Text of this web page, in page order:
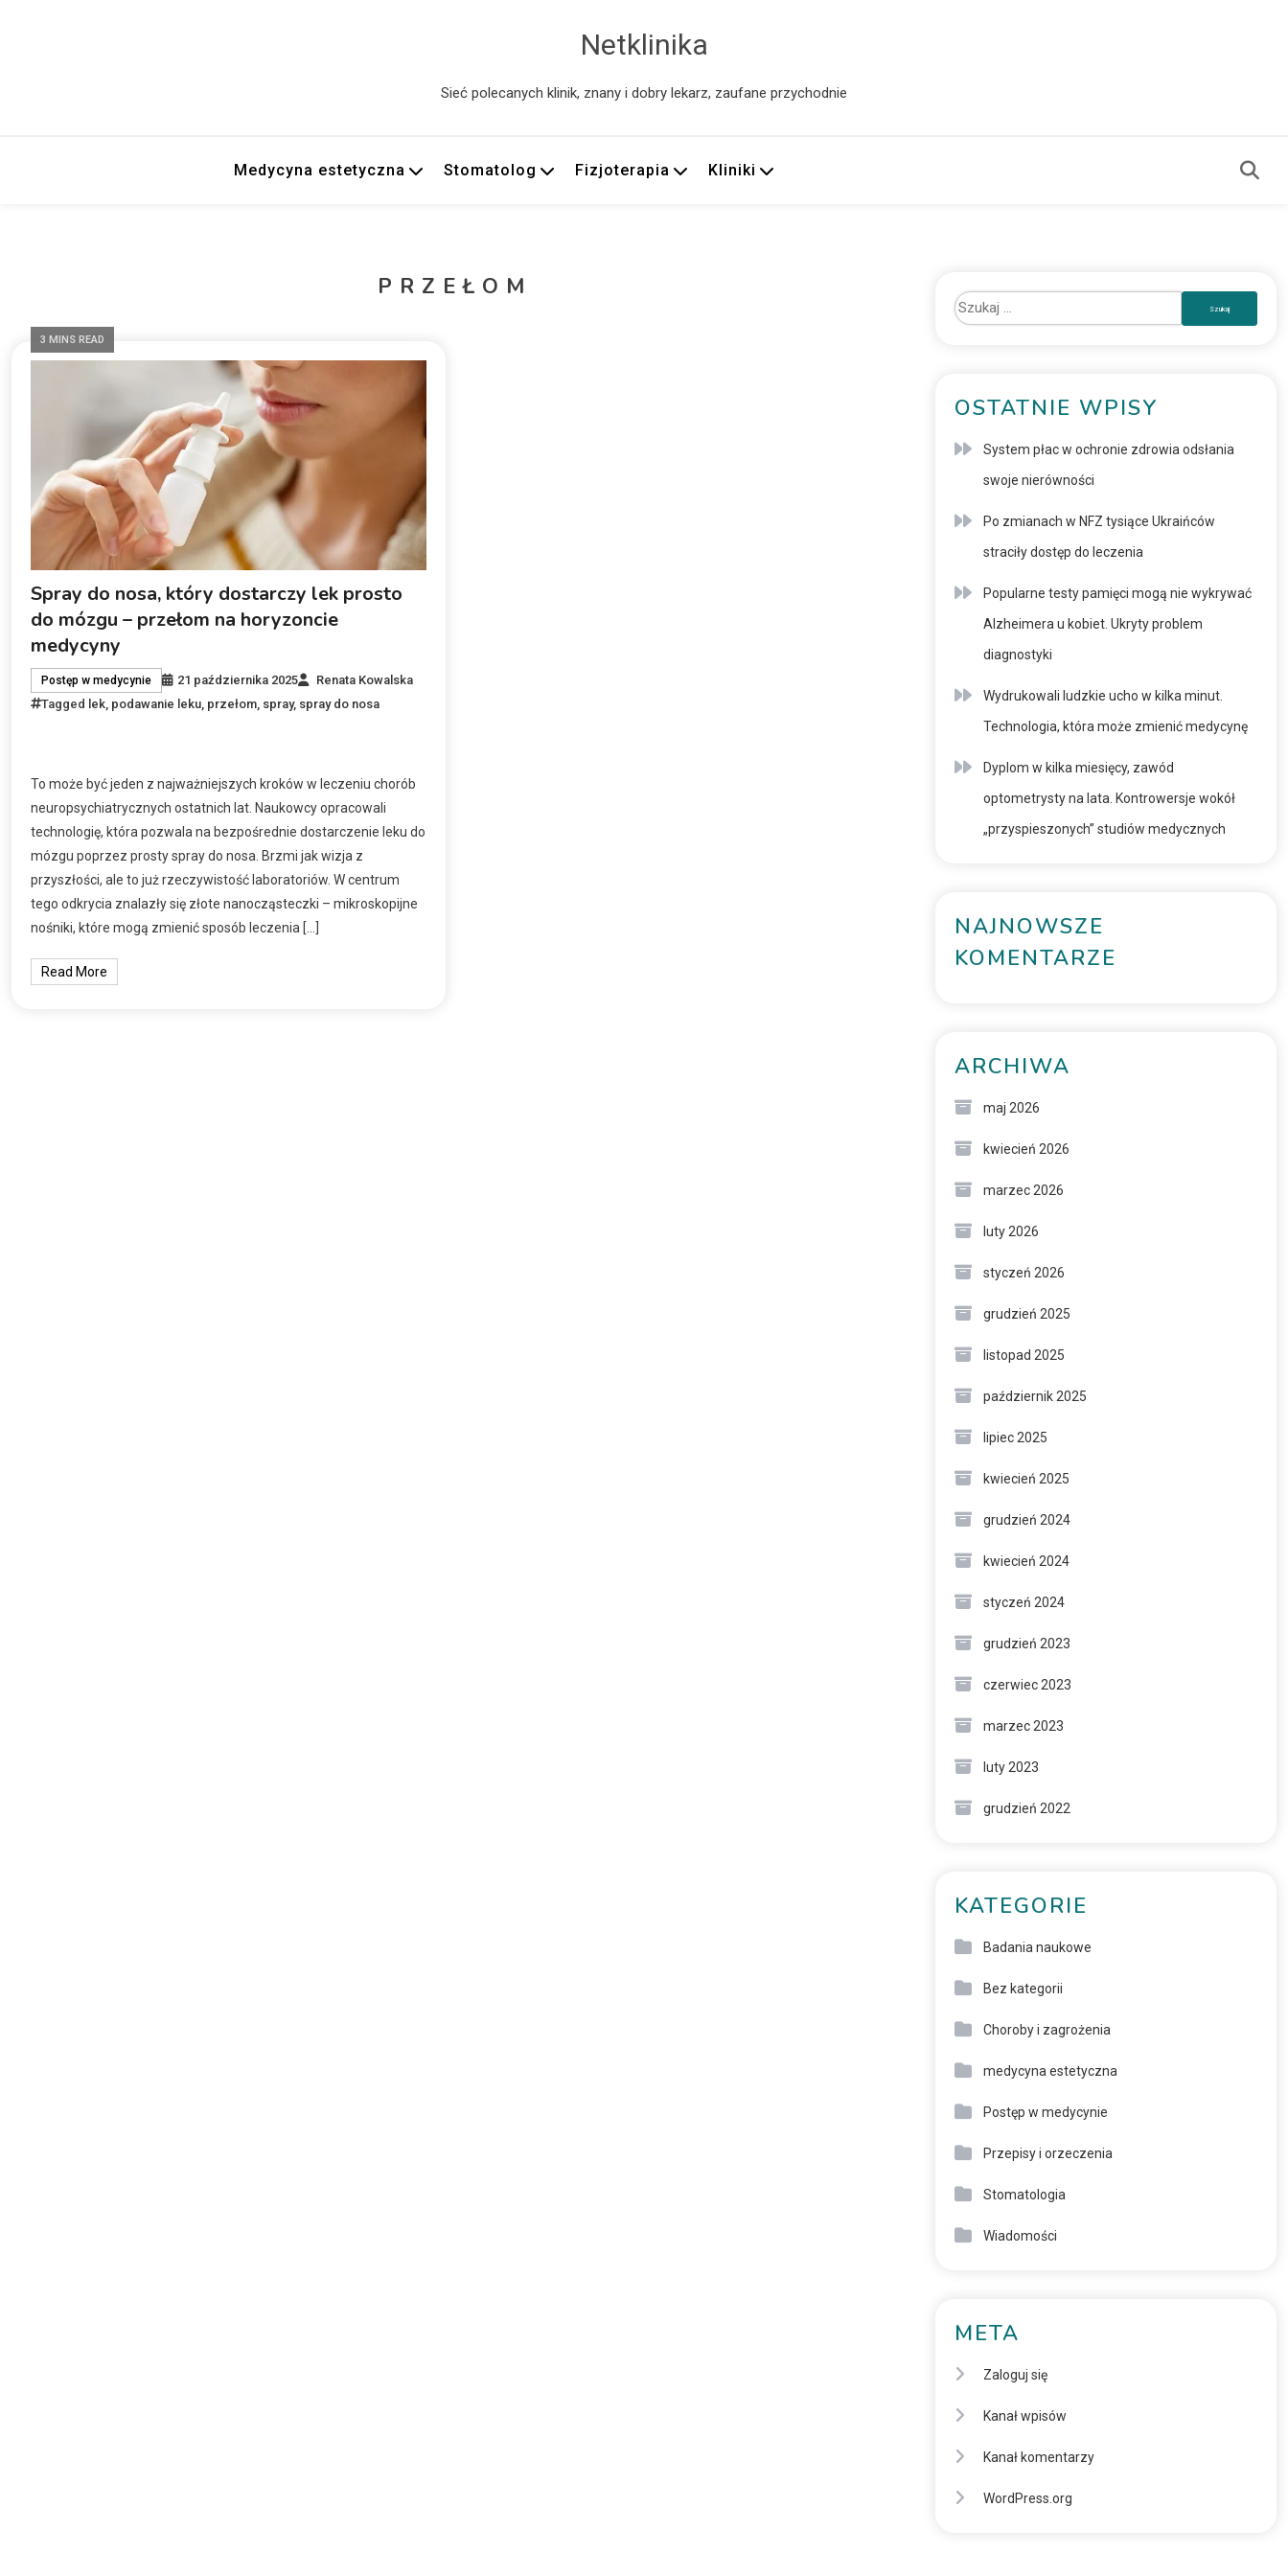
Netklinika
Sieć polecanych klinik, znany i dobry lekarz, zaufane przychodnie
Medycyna estetyczna Stomatolog Fizjoterapia Kliniki
PRZEŁOM
3 MINS READ
Spray do nosa, który dostarczy lek prosto
do mózgu – przełom na horyzoncie
medycyny
Postęp w medycynie 21 października 2025
Renata Kowalska
Tagged lek podawanie leku przełom spray, spray do nosa
To może być jeden z najważniejszych kroków w leczeniu chorób
neuropsychiatrycznych ostatnich lat. Naukowcy opracowali
technologię, która pozwala na bezpośrednie dostarczenie leku do
mózgu poprzez prosty spray do nosa. Brzmi jak wizja z
przyszłości, ale to już rzeczywistość laboratoriów. W centrum
tego odkrycia znalazły się złote nanocząsteczki – mikroskopijne
nośniki, które mogą zmienić sposób leczenia […]
Read More
OSTATNIE WPISY
System płac w ochronie zdrowia odsłania
swoje nierówności
Po zmianach w NFZ tysiące Ukraińców
straciły dostęp do leczenia
Popularne testy pamięci mogą nie wykrywać
Alzheimera u kobiet. Ukryty problem
diagnostyki
Wydrukowali ludzkie ucho w kilka minut.
Technologia, która może zmienić medycynę
Dyplom w kilka miesięcy, zawód
optometrysty na lata. Kontrowersje wokół
„przyspieszonych” studiów medycznych
NAJNOWSZE
KOMENTARZE
ARCHIWA
maj 2026
kwiecień 2026
marzec 2026
luty 2026
styczeń 2026
grudzień 2025
listopad 2025
październik 2025
lipiec 2025
kwiecień 2025
grudzień 2024
kwiecień 2024
styczeń 2024
grudzień 2023
czerwiec 2023
marzec 2023
luty 2023
grudzień 2022
KATEGORIE
Badania naukowe
Bez kategorii
Choroby i zagrożenia
medycyna estetyczna
Postęp w medycynie
Przepisy i orzeczenia
Stomatologia
Wiadomości
META
Zaloguj się
Kanał wpisów
Kanał komentarzy
WordPress.org